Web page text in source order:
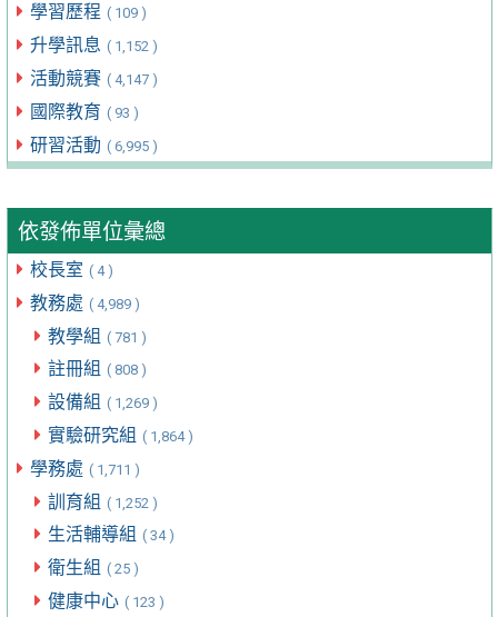
學習歷程 ( 109 )
升學訊息 ( 1,152 )
活動競賽 ( 4,147 )
國際教育 ( 93 )
研習活動 ( 6,995 )
依發佈單位彙總
校長室 ( 4 )
教務處 ( 4,989 )
教學組 ( 781 )
註冊組 ( 808 )
設備組 ( 1,269 )
實驗研究組 ( 1,864 )
學務處 ( 1,711 )
訓育組 ( 1,252 )
生活輔導組 ( 34 )
衛生組 ( 25 )
健康中心 ( 123 )